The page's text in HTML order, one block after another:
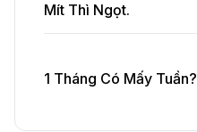
Mít Thì Ngọt.
1 Tháng Có Mấy Tuần?